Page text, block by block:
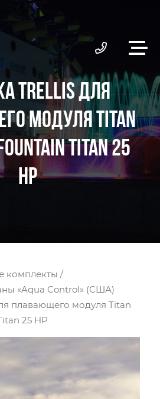
TRELLIS ДЛЯ
МОДУЛЯ TITAN
TITAN 25
HP
комплекты /
«Aqua Control» (США)
плавающего модуля Titan
25 HP